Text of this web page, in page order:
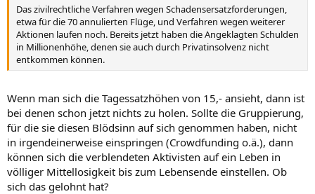
@alex: Sorry hab deinen Post gerade erst gesehen, ich weiß,
Offtopic, musste ich jetzt aber nochmal los werden.
Das zivilrechtliche Verfahren wegen Schadensersatzforderungen,
etwa für die 70 annulierten Flüge, und Verfahren wegen weiterer
Aktionen laufen noch. Bereits jetzt haben die Angeklagten Schulden
in Millionenhöhe, denen sie auch durch Privatinsolvenz nicht
entkommen können.
Wenn man sich die Tagessatzhöhen von 15,- ansieht, dann ist
bei denen schon jetzt nichts zu holen. Sollte die Gruppierung,
für die sie diesen Blödsinn auf sich genommen haben, nicht
in irgendeinerweise einspringen (Crowdfunding o.ä.), dann
können sich die verblendeten Aktivisten auf ein Leben in
völliger Mittellosigkeit bis zum Lebensende einstellen. Ob
sich das gelohnt hat?